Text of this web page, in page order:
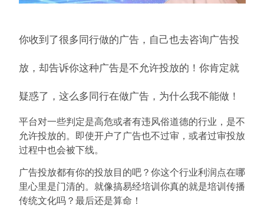
你收到了很多同行做的广告，自己也去咨询广告投
放，却告诉你这种广告是不允许投放的！你肯定就
疑惑了，这么多同行在做广告，为什么我不能做！
平台对一些判定是高危或者有违风俗道德的行业，是不
允许投放的。即使开户了广告也不过审，或者过审投放
过程中也会被下线。
广告投放都有你的投放目的吧？你这个行业利润点在哪
里心里是门清的。就像搞易经培训你真的就是培训传播
传统文化吗？最后还是算命！